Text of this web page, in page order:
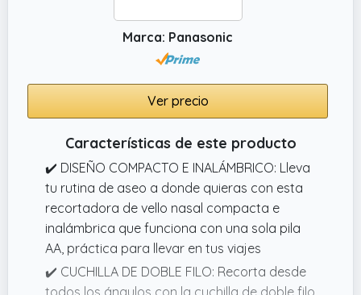
Marca: Panasonic
Ver precio
Características de este producto
✔️ DISEÑO COMPACTO E INALÁMBRICO: Lleva
tu rutina de aseo a donde quieras con esta
recortadora de vello nasal compacta e
inalámbrica que funciona con una sola pila
AA, práctica para llevar en tus viajes
✔️ CUCHILLA DE DOBLE FILO: Recorta desde
todos los ángulos con la cuchilla de doble filo